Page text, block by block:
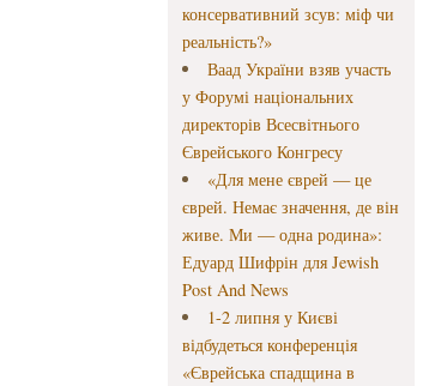
консервативний зсув: міф чи
реальність?»
Ваад України взяв участь
у Форумі національних
директорів Всесвітнього
Єврейського Конгресу
«Для мене єврей — це
єврей. Немає значення, де він
живе. Ми — одна родина»:
Едуард Шифрін для Jewish
Post And News
1-2 липня у Києві
відбудеться конференція
«Єврейська спадщина в